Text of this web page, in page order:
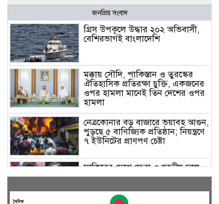
জনপ্রিয় সংবাদ
গ্রিস উপকূলে উদ্ধার ২০২ অভিবাসী,
বেশিরভাগই বাংলাদেশি
মক্কায় সৌদি, পাকিস্তান ও তুরস্কের
ঐতিহাসিক প্রতিরক্ষা চুক্তি, একজনের
ওপর হামলা মানেই তিন দেশের ওপর
হামলা
নেত্রকোনার বড় বাজারে ভয়াবহ আগুন,
পুড়ছে ৫ বাণিজ্যিক প্রতিষ্ঠান; নিয়ন্ত্রণে
৭ ইউনিটের প্রাণপণ চেষ্টা
সাকিবের দেশে ফেরা ও জাতীয় দলে
ফেরার সম্ভাবনা নেই, ইঙ্গিত ক্রীড়া